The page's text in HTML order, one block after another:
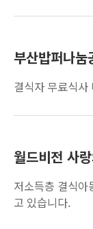
부산밥퍼나
결식자 무료식
월드비전 사
저소득층 결식
고 있습니다.